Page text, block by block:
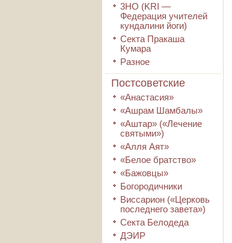
3HO (KRI ―
Федерация учителей
кундалини йоги)
Секта Пракаша
Кумара
Разное
Постсоветские
«Анастасия»
«Ашрам Шамбалы»
«Аштар» («Лечение
святыми»)
«Алля Аят»
«Белое братство»
«Бажовцы»
Богородичники
Виссарион («Церковь
последнего завета»)
Секта Белодеда
ДЭИР